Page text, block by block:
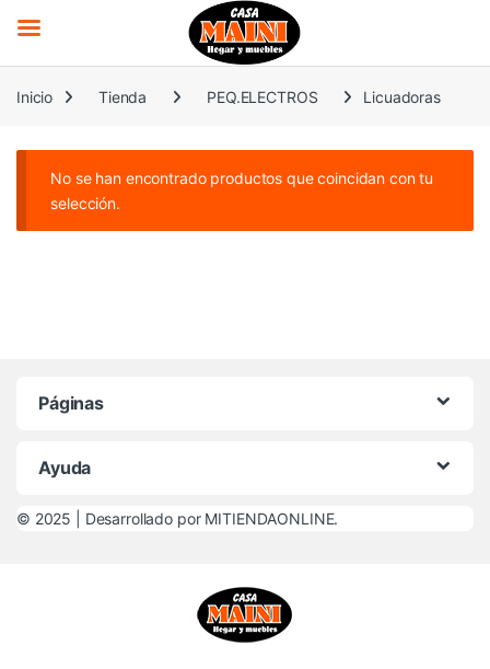
Inicio
Tienda PEQ.ELECTROS Licuadoras
No se han encontrado productos que coincidan con tu
selección.
Páginas
Ayuda
© 2025 | Desarrollado por MITIENDAONLINE.